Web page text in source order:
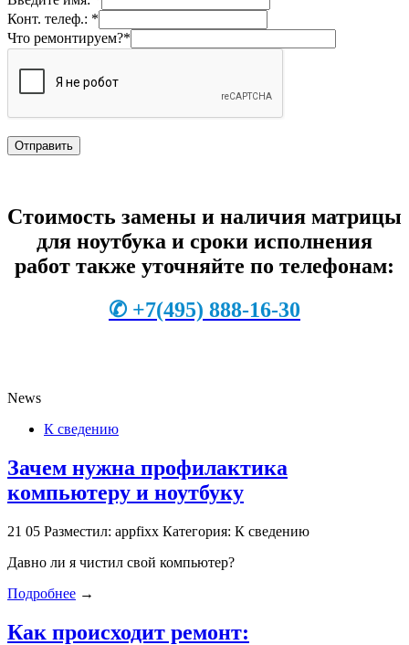
Конт. телеф.: *
Что ремонтируем?*
Стоимость замены и наличия матрицы
для ноутбука и сроки исполнения
работ также уточняйте по телефонам:
✆ +7(495) 888-16-30
News
К сведению
Зачем нужна профилактика
компьютеру и ноутбуку
21 05 Разместил: appfixx Категория: К сведению
Давно ли я чистил свой компьютер?
Подробнее →
Как происходит ремонт: